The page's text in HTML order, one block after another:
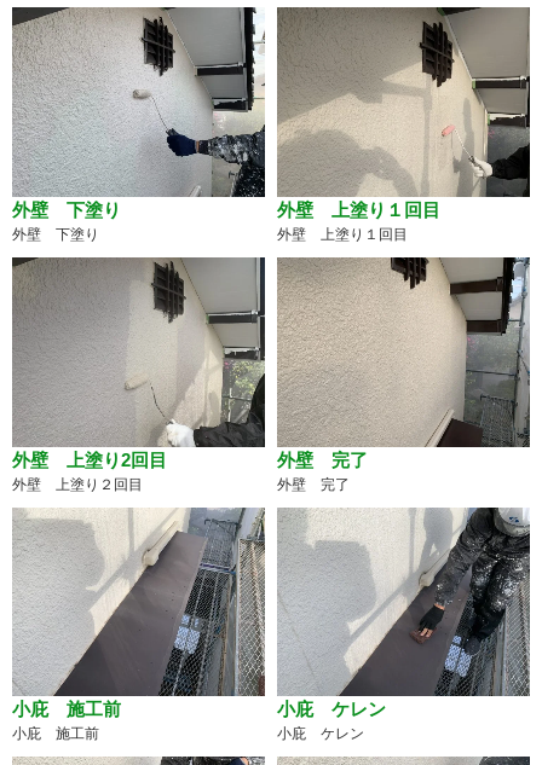
外壁 下塗り
外壁 下塗り
外壁 上塗り１回目
外壁 上塗り１回目
外壁 上塗り2回目
外壁 上塗り２回目
外壁 完了
外壁 完了
小庇 施工前
小庇 施工前
小庇 ケレン
小庇 ケレン